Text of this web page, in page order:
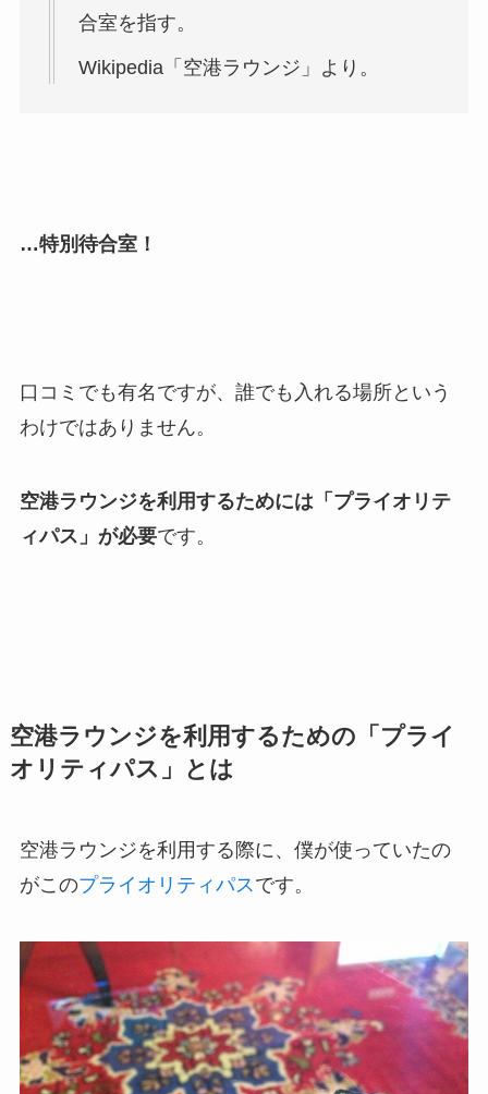
合室を指す。
Wikipedia「空港ラウンジ」より。
…特別待合室！
口コミでも有名ですが、誰でも入れる場所という
わけではありません。
空港ラウンジを利用するためには「プライオリテ
ィパス」が必要です。
空港ラウンジを利用するための「プライ
オリティパス」とは
空港ラウンジを利用する際に、僕が使っていたの
がこのプライオリティパスです。